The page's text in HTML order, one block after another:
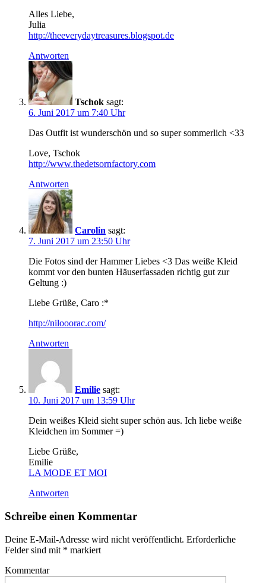
Alles Liebe,
Julia
http://theeverydaytreasures.blogspot.de
Antworten
Tschok sagt:
6. Juni 2017 um 7:40 Uhr
Das Outfit ist wunderschön und so super sommerlich <33
Love, Tschok
http://www.thedetsornfactory.com
Antworten
Carolin sagt:
7. Juni 2017 um 23:50 Uhr
Die Fotos sind der Hammer Liebes <3 Das weiße Kleid
kommt vor den bunten Häuserfassaden richtig gut zur
Geltung :)
Liebe Grüße, Caro :*
http://nilooorac.com/
Antworten
Emilie sagt:
10. Juni 2017 um 13:59 Uhr
Dein weißes Kleid sieht super schön aus. Ich liebe weiße
Kleidchen im Sommer =)
Liebe Grüße,
Emilie
LA MODE ET MOI
Antworten
Schreibe einen Kommentar
Deine E-Mail-Adresse wird nicht veröffentlicht. Erforderliche
Felder sind mit * markiert
Kommentar